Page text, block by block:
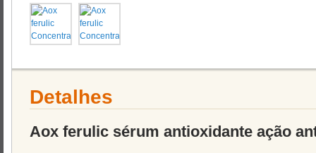
Detalhes
Aox ferulic sérum antioxidante ação